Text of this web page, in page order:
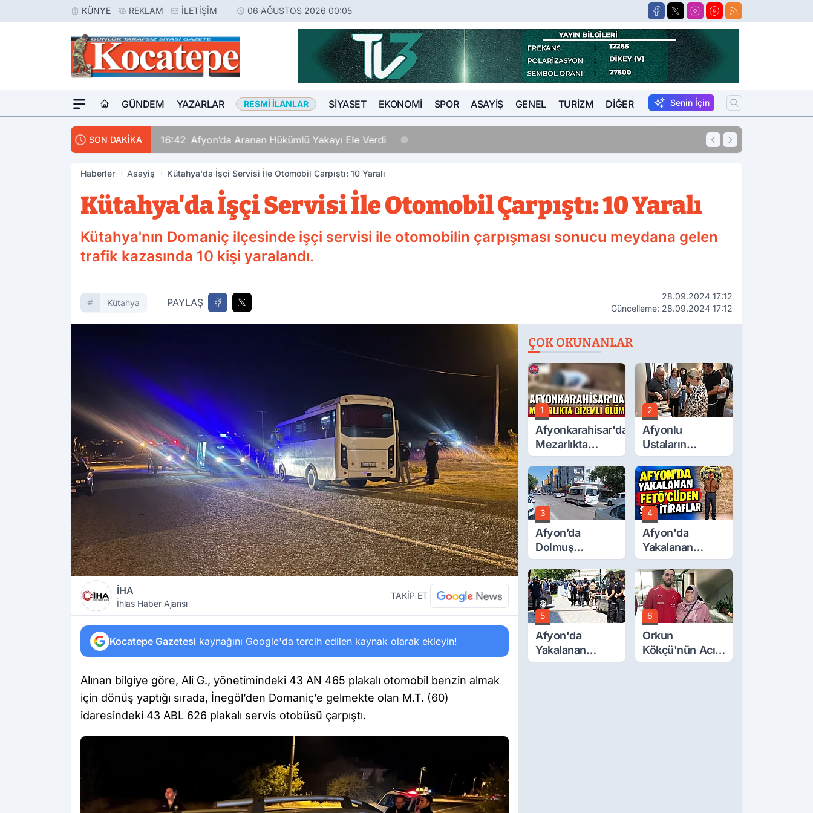
KÜNYE REKLAM İLETIŞIM 06 AĞUSTOS 2026 00:05
GÜNDEM YAZARLAR RESMI İLANLAR SIYASET EKONOMI SPOR ASAYIŞ GENEL TURIZM DIĞER Senin İçin
SON DAKİKA 16:42 Afyon’da Aranan Hükümlü Yakayı Ele Verdi 15:57
Haberler Asayiş Kütahya'da İşçi Servisi İle Otomobil Çarpıştı: 10 Yaralı
Kütahya'da İşçi Servisi İle Otomobil Çarpıştı: 10 Yaralı
Kütahya'nın Domaniç ilçesinde işçi servisi ile otomobilin çarpışması sonucu meydana gelen
trafik kazasında 10 kişi yaralandı.
Kütahya PAYLAŞ
28.09.2024 17:12
Güncelleme: 28.09.2024 17:12
İHA
İhlas Haber Ajansı
TAKİP ET
Kocatepe Gazetesi kaynağını Google'da tercih edilen kaynak olarak ekleyin!
Alınan bilgiye göre, Ali G., yönetimindeki 43 AN 465 plakalı otomobil benzin almak
için dönüş yaptığı sırada, İnegöl’den Domaniç’e gelmekte olan M.T. (60)
idaresindeki 43 ABL 626 plakalı servis otobüsü çarpıştı.
ÇOK OKUNANLAR
1
Afyonkarahisar'da
Mezarlıkta
Gizemli Ölüm
2
Afyonlu
Ustaların
Eserleri
Görücüye Çıktı
3
Afyon’da
Dolmuş
Ücretlerine
Yüzde 40 Zam
Talebi
4
Afyon'da
Yakalanan
FETÖ'Cüden
Şok İtiraflar
5
Afyon'da
Yakalanan
FETÖ'cü
6
Orkun
Kökçü'nün Acı
Günü... Cenaze